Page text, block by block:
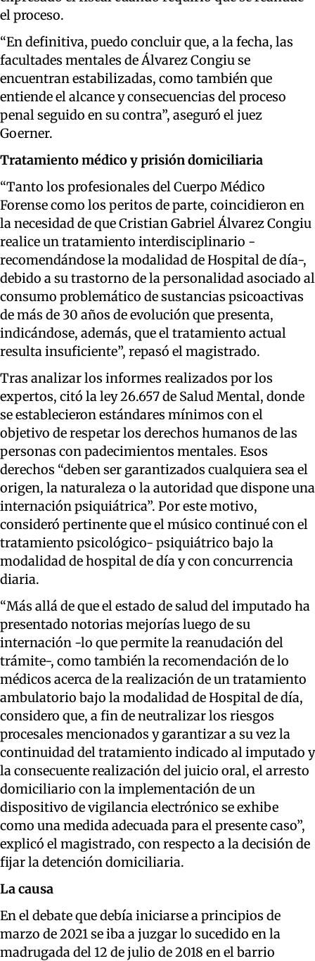
el proceso.
“En definitiva, puedo concluir que, a la fecha, las
facultades mentales de Álvarez Congiu se
encuentran estabilizadas, como también que
entiende el alcance y consecuencias del proceso
penal seguido en su contra”, aseguró el juez
Goerner.
Tratamiento médico y prisión domiciliaria
“Tanto los profesionales del Cuerpo Médico
Forense como los peritos de parte, coincidieron en
la necesidad de que Cristian Gabriel Álvarez Congiu
realice un tratamiento interdisciplinario -
recomendándose la modalidad de Hospital de día-,
debido a su trastorno de la personalidad asociado al
consumo problemático de sustancias psicoactivas
de más de 30 años de evolución que presenta,
indicándose, además, que el tratamiento actual
resulta insuficiente”, repasó el magistrado.
Tras analizar los informes realizados por los
expertos, citó la ley 26.657 de Salud Mental, donde
se establecieron estándares mínimos con el
objetivo de respetar los derechos humanos de las
personas con padecimientos mentales. Esos
derechos “deben ser garantizados cualquiera sea el
origen, la naturaleza o la autoridad que dispone una
internación psiquiátrica”. Por este motivo,
consideró pertinente que el músico continué con el
tratamiento psicológico- psiquiátrico bajo la
modalidad de hospital de día y con concurrencia
diaria.
“Más allá de que el estado de salud del imputado ha
presentado notorias mejorías luego de su
internación -lo que permite la reanudación del
trámite-, como también la recomendación de lo
médicos acerca de la realización de un tratamiento
ambulatorio bajo la modalidad de Hospital de día,
considero que, a fin de neutralizar los riesgos
procesales mencionados y garantizar a su vez la
continuidad del tratamiento indicado al imputado y
la consecuente realización del juicio oral, el arresto
domiciliario con la implementación de un
dispositivo de vigilancia electrónico se exhibe
como una medida adecuada para el presente caso”,
explicó el magistrado, con respecto a la decisión de
fijar la detención domiciliaria.
La causa
En el debate que debía iniciarse a principios de
marzo de 2021 se iba a juzgar lo sucedido en la
madrugada del 12 de julio de 2018 en el barrio